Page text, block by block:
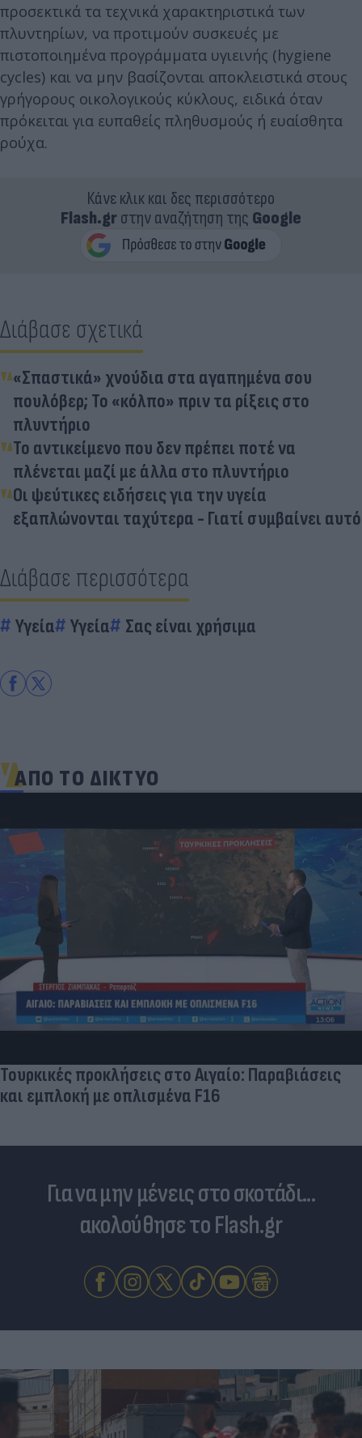
προσεκτικά τα τεχνικά χαρακτηριστικά των
πλυντηρίων, να προτιμούν συσκευές με
πιστοποιημένα προγράμματα υγιεινής (hygiene
cycles) και να μην βασίζονται αποκλειστικά στους
γρήγορους οικολογικούς κύκλους, ειδικά όταν
πρόκειται για ευπαθείς πληθυσμούς ή ευαίσθητα
ρούχα.
Κάνε κλικ και δες περισσότερο
Flash.grστην αναζήτηση της Google
Διάβασε σχετικά
«Σπαστικά» χνούδια στα αγαπημένα σου
πουλόβερ; Το «κόλπο» πριν τα ρίξεις στο
πλυντήριο
Το αντικείμενο που δεν πρέπει ποτέ να
πλένεται μαζί με άλλα στο πλυντήριο
Οι ψεύτικες ειδήσεις για την υγεία
εξαπλώνονται ταχύτερα - Γιατί συμβαίνει αυτό
Διάβασε περισσότερα
Υγεία Υγεία Σας είναι χρήσιμα
ΑΠΟ ΤΟ ΔΙΚΤΥΟ
Τουρκικές προκλήσεις στο Αιγαίο: Παραβιάσεις
και εμπλοκή με οπλισμένα F16
Για να μην μένεις στο σκοτάδι...
ακολούθησε το Flash.gr